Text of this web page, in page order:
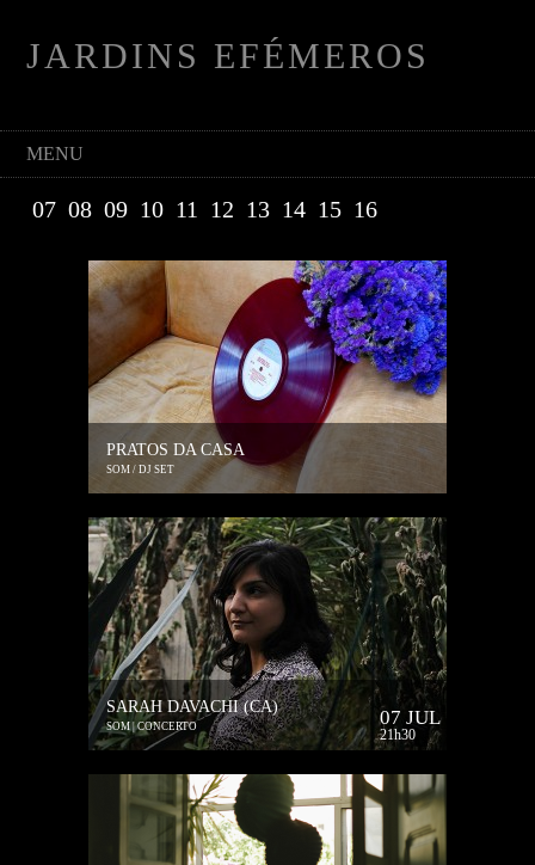
JARDINS EFÉMEROS
MENU
07 08 09 10 11 12 13 14 15 16
PRATOS DA CASA
SOM / DJ SET
SARAH DAVACHI (CA)
SOM | CONCERTO 07 JUL
21h30